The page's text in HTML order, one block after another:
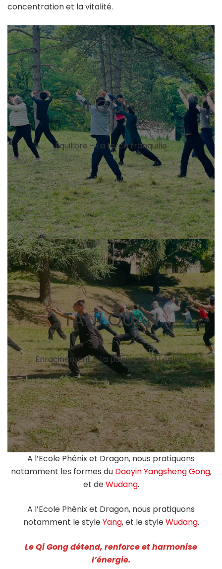
concentration et la vitalité.
QI GONG
Équilibre – La force tranquille
TAIJI QUAN
Enracinement – La puissance du calme
A l’Ecole Phénix et Dragon, nous pratiquons
notamment les formes du Daoyin Yangsheng Gong,
et deWudang.
A l’Ecole Phénix et Dragon, nous pratiquons
notamment le styleYang, et le styleWudang.
Le Qi Gong détend, renforce et harmonise
l’énergie.